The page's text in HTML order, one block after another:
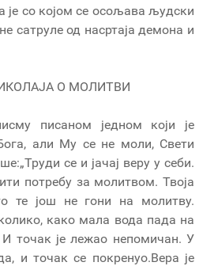
је со којом се осољава људски
сатруле од насртаја демона и
О МОЛИТВИ
писаном једном који је
али Му се не моли, Свети
се и јачај веру у себи.
потребу за молитвом. Твоја
те још не гони на молитву.
како мала вода пада на
точак је лежао непомичан. У
и точак се покренуо.Вера је